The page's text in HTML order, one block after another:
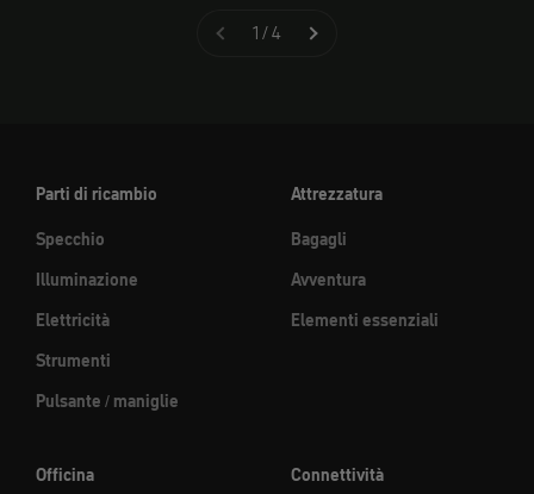
1 / 4
Parti di ricambio
Specchio
Illuminazione
Elettricità
Strumenti
Pulsante / maniglie
Attrezzatura
Bagagli
Avventura
Elementi essenziali
Officina
Connettività